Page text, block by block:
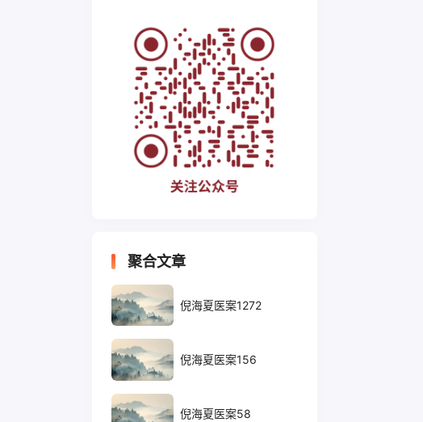
聚合文章
倪海夏医案1272
倪海夏医案156
倪海夏医案58